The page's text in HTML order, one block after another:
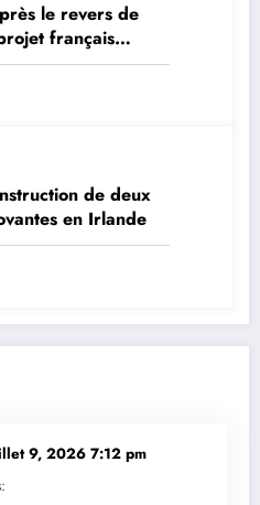
le revers de
français
de deux
en Irlande
9, 2026 7:12 pm